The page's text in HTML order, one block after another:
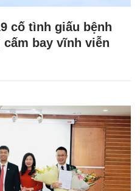
cố tình giấu bệnh
cấm bay vĩnh viễn